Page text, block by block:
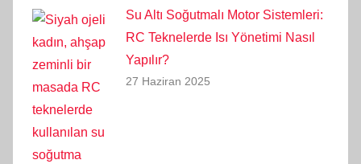
Su Altı Soğutmalı Motor Sistemleri:
RC Teknelerde Isı Yönetimi Nasıl
Yapılır?
27 Haziran 2025